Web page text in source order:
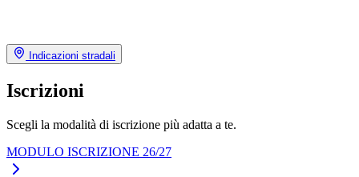
Indicazioni stradali
Iscrizioni
Scegli la modalità di iscrizione più adatta a te.
MODULO ISCRIZIONE 26/27